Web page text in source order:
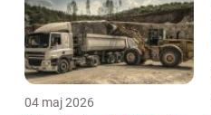
04 maj 2026